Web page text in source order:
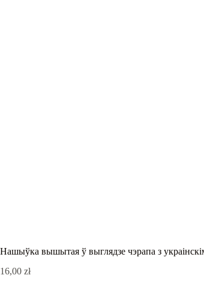
Нашыўка вышытая ў выглядзе чэрапа з
16,00 zł